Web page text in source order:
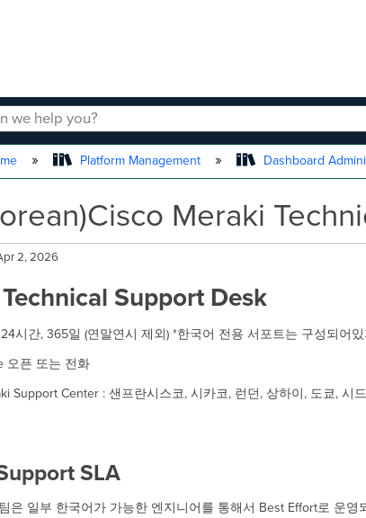
COLLAPSE GLOBAL HIERARCHY
Platform Management Dashboard
Meraki
2, 2026
Support Desk
시간, 365일 (연말연시 제외) *한국어 전용 서포트는 구성되어
오픈 또는 전화
Support Center : 샌프란시스코, 시카코, 런던, 상하이, 도쿄, 시
SLA
은 일부 한국어가 가능한 엔지니어를 통해서 Best Effort로 운영